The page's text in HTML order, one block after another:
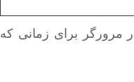
مرورگر برای زمانی که